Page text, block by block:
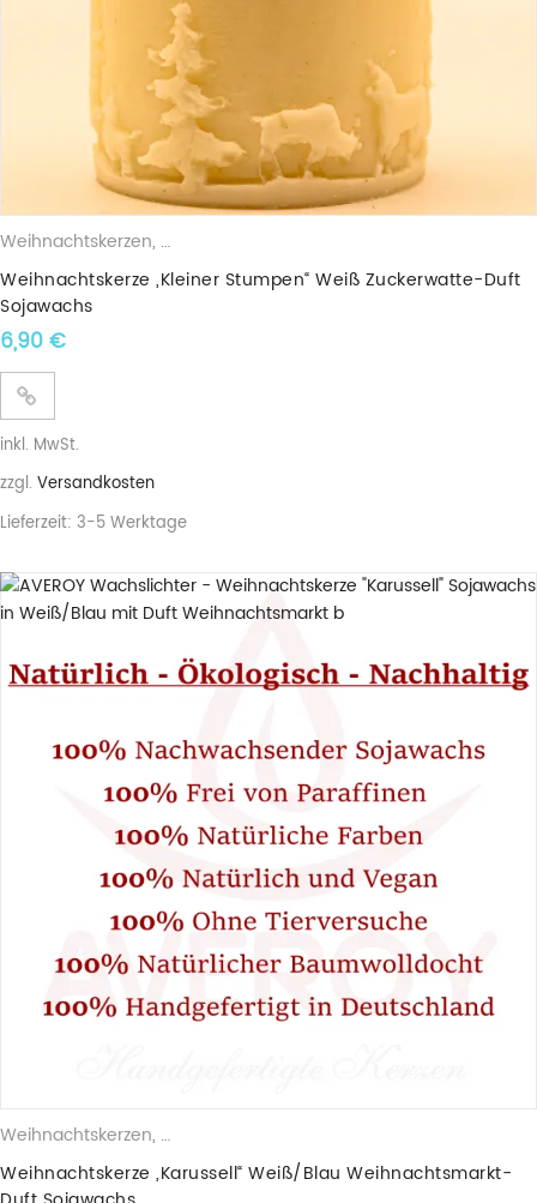
Weihnachtskerzen, Duftkerzen
Weihnachtskerze „Kleiner Stumpen“ Weiß Zuckerwatte-Duft
Sojawachs
6,90€
inkl. MwSt.
zzgl. Versandkosten
Lieferzeit: 3-5 Werktage
Weihnachtskerzen, Duftkerzen
Weihnachtskerze „Karussell“ Weiß/Blau Weihnachtsmarkt-